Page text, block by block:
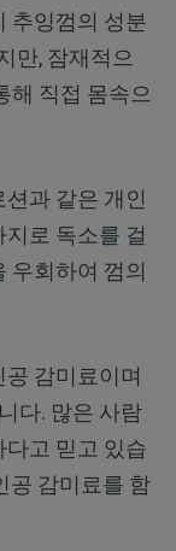
추잉껌의 성분
만, 잠재적으
해 직접 몸속으
과 같은 개인
로 독소를 걸
우회하여 껌의
감미료이며
다. 많은 사람
고 믿고 있습
공 감미료를 함